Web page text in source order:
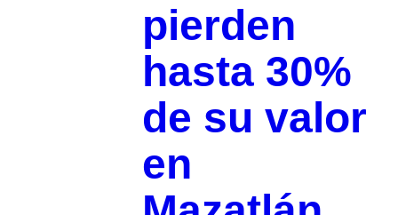
pierden
hasta 30%
de su valor
en